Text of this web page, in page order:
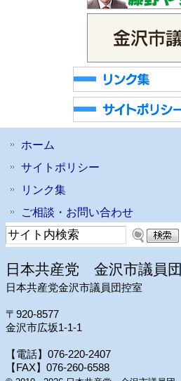
ホーム
サイトポリシー
リンク集
ご相談・お問い合わせ
日本共産党 金沢市議員団
日本共産党金沢市議員団控室
〒920-8577
金沢市広坂1-1-1
【電話】076-220-2407
【FAX】076-260-6588